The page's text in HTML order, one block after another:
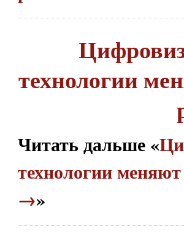
технологии
Читать дальше «
технологии
→»